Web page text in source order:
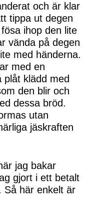
och är klar
tippa ut degen
ihop den lite
vända på degen
med händerna.
med en
plåt klädd med
den blir och
dessa bröd.
utan
jäskraften
jag bakar
gjort i ett betalt
Så här enkelt är